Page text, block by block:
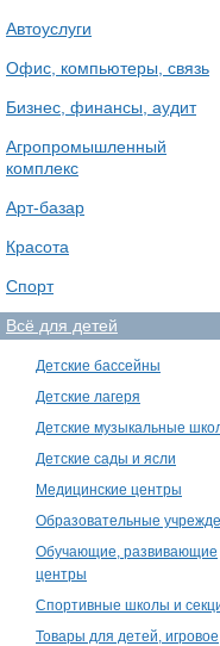
Автоуслуги
Офис, компьютеры, связь
Бизнес, финансы, аудит
Агропромышленный
комплекс
Арт-базар
Красота
Спорт
Всё для детей
Детские бассейны
Детские лагеря
Детские музыкальные
Детские сады и ясли
Медицинские центры
Образовательные
Обучающие, развивающие
центры
Спортивные школы и
Товары для детей, игровое